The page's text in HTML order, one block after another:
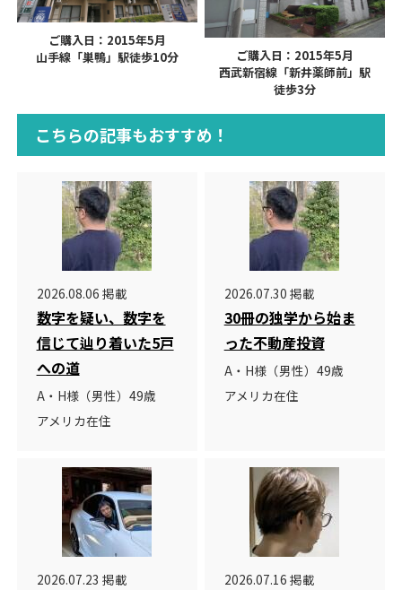
ご購入日：2015年5月
山手線「巣鴨」駅徒歩10分
ご購入日：2015年5月
西武新宿線「新井薬師前」駅
徒歩3分
こちらの記事もおすすめ！
2026.08.06 掲載
数字を疑い、数字を
信じて辿り着いた5戸
への道
A・H様（男性）49歳
アメリカ在住
2026.07.30 掲載
30冊の独学から始ま
った不動産投資
A・H様（男性）49歳
アメリカ在住
2026.07.23 掲載 2026.07.16 掲載